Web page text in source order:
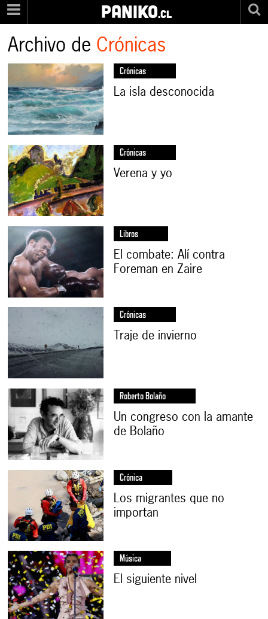
PANIKO.cl
Archivo de Crónicas
Crónicas
La isla desconocida
Crónicas
Verena y yo
Libros
El combate: Alí contra
Foreman en Zaire
Crónicas
Traje de invierno
Roberto Bolaño
Un congreso con la amante
de Bolaño
Crónica
Los migrantes que no
importan
Música
El siguiente nivel